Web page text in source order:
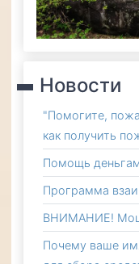
Новости
"Помогите,
как получить
Помощь
Программа
ВНИМАНИЕ!
Почему ваше